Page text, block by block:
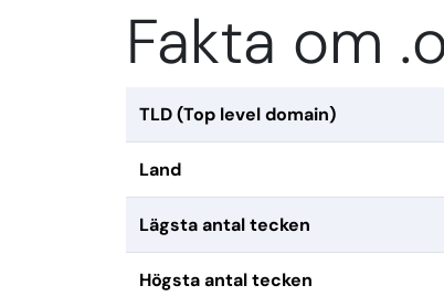
Fakta om
TLD (Top level domain)
Land
Lägsta antal tecken
Högsta antal tecken